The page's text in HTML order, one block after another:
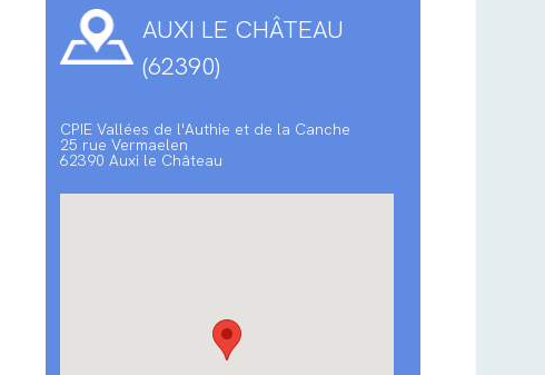
AUXI LE CHÂTEAU
(62390)
CPIE Vallées de l'Authie et de la Canche
25 rue Vermaelen
62390 Auxi le Château